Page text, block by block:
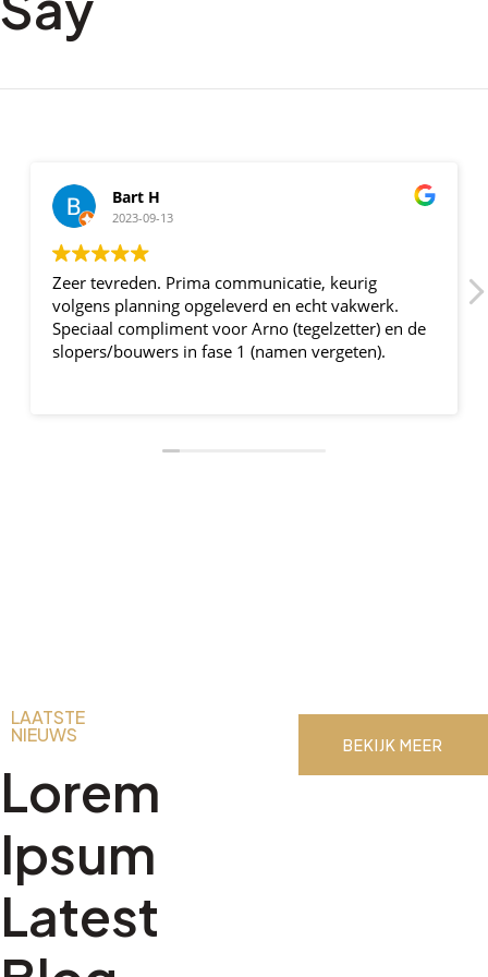
Bart H
2023-09-13
Zeer tevreden. Prima communicatie, keurig
volgens planning opgeleverd en echt vakwerk.
Speciaal compliment voor Arno (tegelzetter) en de
slopers/bouwers in fase 1 (namen vergeten).
LAATSTE
NIEUWS
Lorem
Ipsum
Latest
BEKIJK MEER